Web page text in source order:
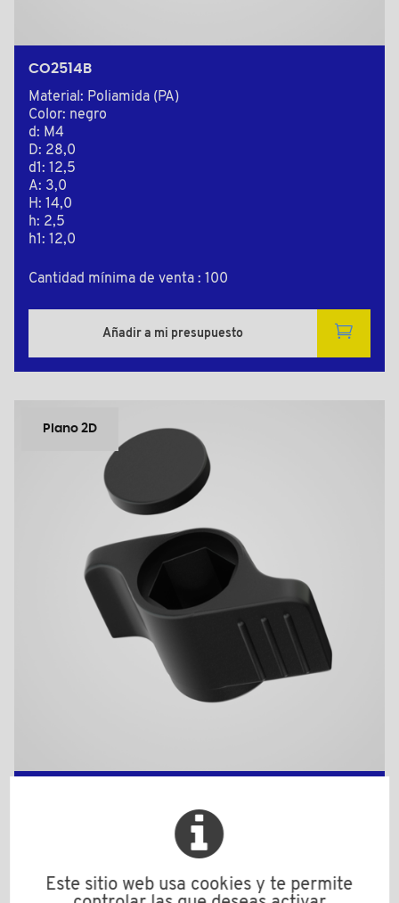
CO2514B
Material: Poliamida (PA)
Color: negro
d: M4
D: 28,0
d1: 12,5
A: 3,0
H: 14,0
h: 2,5
h1: 12,0
Cantidad mínima de venta : 100
Añadir a mi presupuesto
Plano 2D
Material: Poliamida (PA)
D: 28,0
d1: 12,5
Este sitio web usa cookies y te permite